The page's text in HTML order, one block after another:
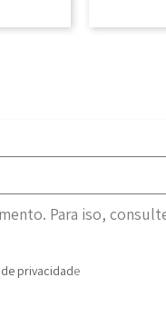
Para iso,
privacidade